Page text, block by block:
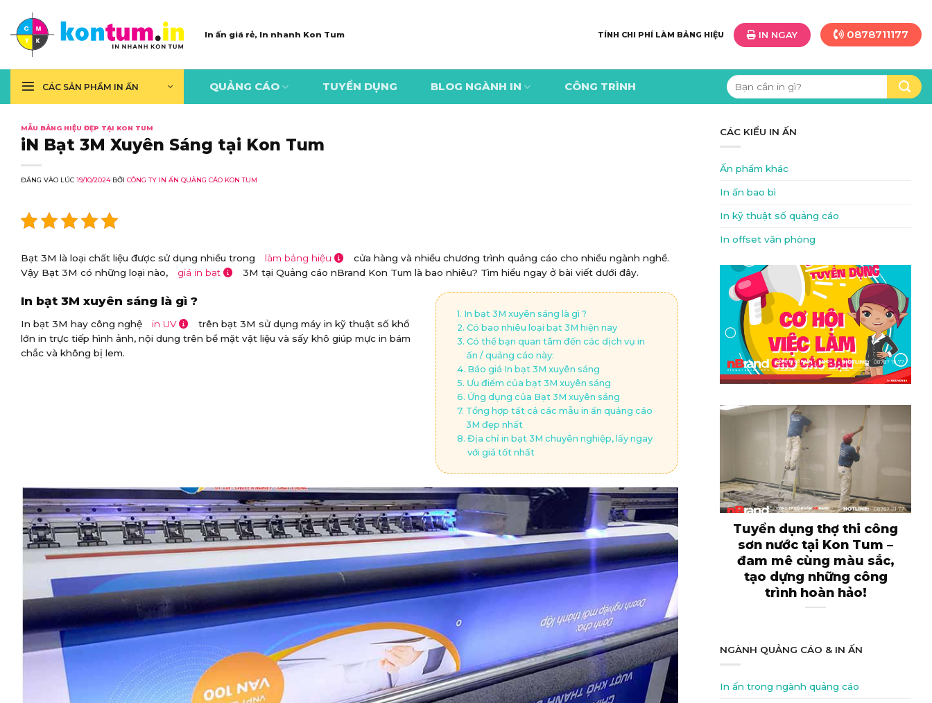
content
In ấn giá rẻ, In nhanh Kon Tum TÍNH CHI PHÍ LÀM BẢNG HIỆU IN NGAY 0878711177
CÁC SẢN PHẨM IN ẤN QUẢNG CÁO TUYỂN DỤNG BLOG NGÀNH IN CÔNG TRÌNH
Tìm
kiếm:
MẪU BẢNG HIỆU ĐẸP TẠI KON TUM
iN Bạt 3M Xuyên Sáng tại Kon Tum
ĐĂNG VÀO LÚC 19/10/2024BỞI CÔNG TY IN ẤN QUẢNG CÁO KON TUM
Bạt 3M là loại chất liệu được sử dụng nhiều trong làm bảng hiệu
cửa hàng và nhiều chương trình quảng cáo cho nhiều ngành nghề.
Vậy Bạt 3M có những loại nào,
giá in bạt 3M tại Quảng cáo nBrand Kon Tum là bao nhiêu? Tìm hiểu ngay ở bài viết dưới đây.
In bạt 3M xuyên sáng là gì ?
Có bao nhiêu loại bạt 3M hiện nay
Có thể bạn quan tâm đến các dịch vụ in
ấn / quảng cáo này:
Báo giá In bạt 3M xuyên sáng
Ưu điểm của bạt 3M xuyên sáng
Ứng dụng của Bạt 3M xuyên sáng
Tổng hợp tất cả các mẫu in ấn quảng cáo
3M đẹp nhất
Địa chỉ in bạt 3M chuyên nghiệp, lấy ngay
với giá tốt nhất
In bạt 3M xuyên sáng là gì ?
In bạt 3M hay công nghệ in UV
trên bạt 3M sử dụng máy in kỹ thuật số khổ
lớn in trực tiếp hình ảnh, nội dung trên bề mặt vật liệu và sấy khô giúp mực in bám
chắc và không bị lem.
CÁC KIỂU IN ẤN
Ấn phẩm khác
In ấn bao bì
In kỹ thuật số quảng cáo
In offset văn phòng
Tuyển dụng thợ thi công
sơn nước tại Kon Tum –
đam mê cùng màu sắc,
tạo dựng những công
trình hoàn hảo!
NGÀNH QUẢNG CÁO & IN ẤN
In ấn trong ngành quảng cáo